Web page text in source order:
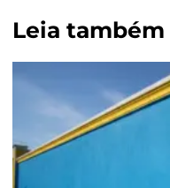
Leia também